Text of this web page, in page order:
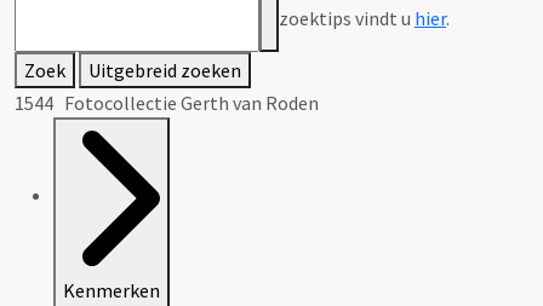
zoektips vindt u hier.
Zoek
Uitgebreid zoeken
1544 Fotocollectie Gerth van Roden
Kenmerken